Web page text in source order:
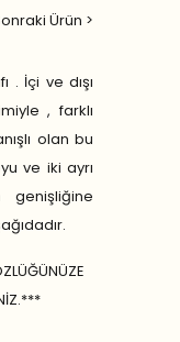
Ürün >
. İçi ve dışı
, farklı
olan bu
ve iki ayrı
genişliğine